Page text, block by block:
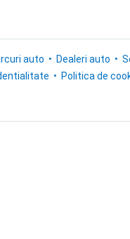
auto Dealeri auto
Politica de